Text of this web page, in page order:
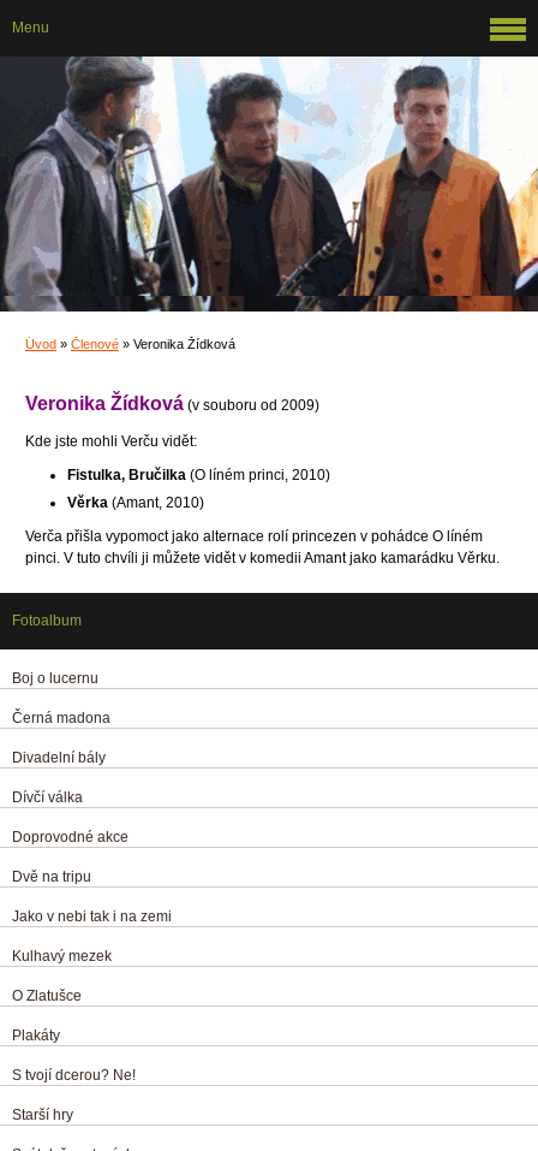
Úvod » Členové » Veronika Žídková
Veronika Žídková (v souboru od 2009)
Kde jste mohli Verču vidět:
Fistulka, Bručilka (O líném princi, 2010)
Věrka (Amant, 2010)
Verča přišla vypomoct jako alternace rolí princezen v pohádce O líném
pinci. V tuto chvíli ji můžete vidět v komedii Amant jako kamarádku Věrku.
Menu
Fotoalbum
Boj o lucernu
Černá madona
Divadelní bály
Dívčí válka
Doprovodné akce
Dvě na tripu
Jako v nebi tak i na zemi
Kulhavý mezek
O Zlatušce
Plakáty
S tvojí dcerou? Ne!
Starší hry